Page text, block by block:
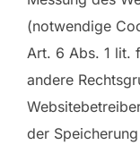
(notwendige
Art. 6 Abs. 1 lit.
andere
der